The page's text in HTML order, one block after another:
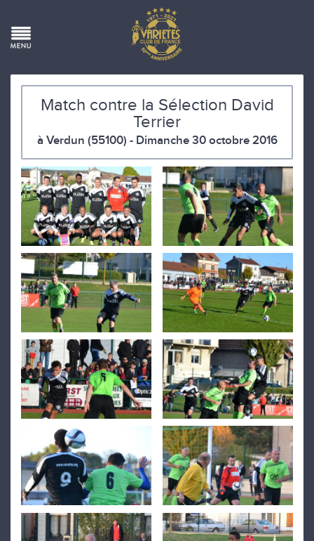
Match contre la Sélection David
Terrier
à Verdun (55100) - Dimanche 30 octobre 2016